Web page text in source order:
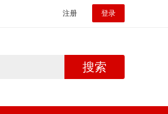
注册 登录
搜索